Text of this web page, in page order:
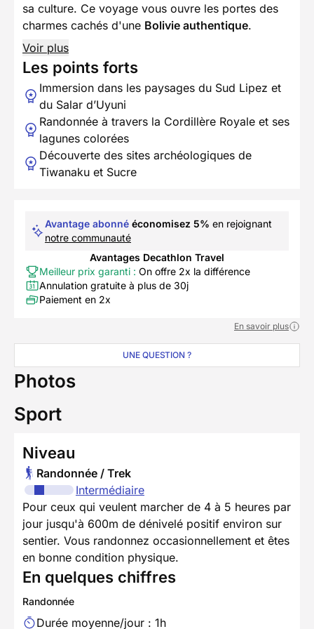
sa culture. Ce voyage vous ouvre les portes des
charmes cachés d'une Bolivie authentique.
Voir plus
Les points forts
Immersion dans les paysages du Sud Lipez et
du Salar d’Uyuni
Randonnée à travers la Cordillère Royale et ses
lagunes colorées
Découverte des sites archéologiques de
Tiwanaku et Sucre
Avantage abonné économisez 5% en rejoignant
notre communauté
Avantages Decathlon Travel
Meilleur prix garanti : On offre 2x la différence
Annulation gratuite à plus de 30j
Paiement en 2x
En savoir plus
UNE QUESTION ?
Photos
Sport
Niveau
Randonnée / Trek
Intermédiaire
Pour ceux qui veulent marcher de 4 à 5 heures par
jour jusqu'à 600m de dénivelé positif environ sur
sentier. Vous randonnez occasionnellement et êtes
en bonne condition physique.
En quelques chiffres
Randonnée
Durée moyenne/jour : 1h